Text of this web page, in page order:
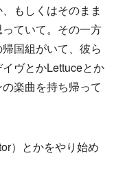
もしくはそのまま
ていて。その一方
国組がいて、彼ら
ヴとかLettuceとか
楽曲を持ち帰って
）とかをやり始め